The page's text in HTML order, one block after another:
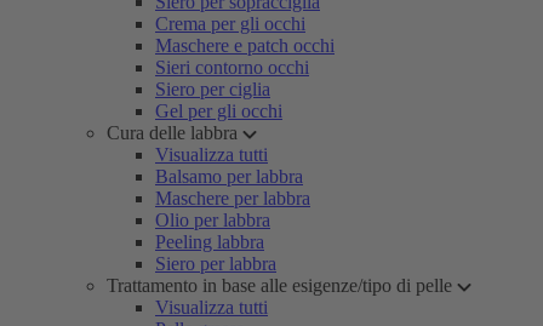
Crema per gli occhi
Maschere e patch occhi
Sieri contorno occhi
Siero per ciglia
Gel per gli occhi
Cura delle labbra
Visualizza tutti
Balsamo per labbra
Maschere per labbra
Olio per labbra
Peeling labbra
Siero per labbra
Trattamento in base alle esigenze/tipo di pelle
Visualizza tutti